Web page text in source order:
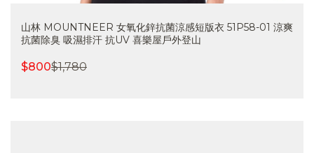
山林 MOUNTNEER 女氧化鋅抗菌涼感短版衣 51P58-01 涼爽
抗菌除臭 吸濕排汗 抗UV 喜樂屋戶外登山
$800$1,780